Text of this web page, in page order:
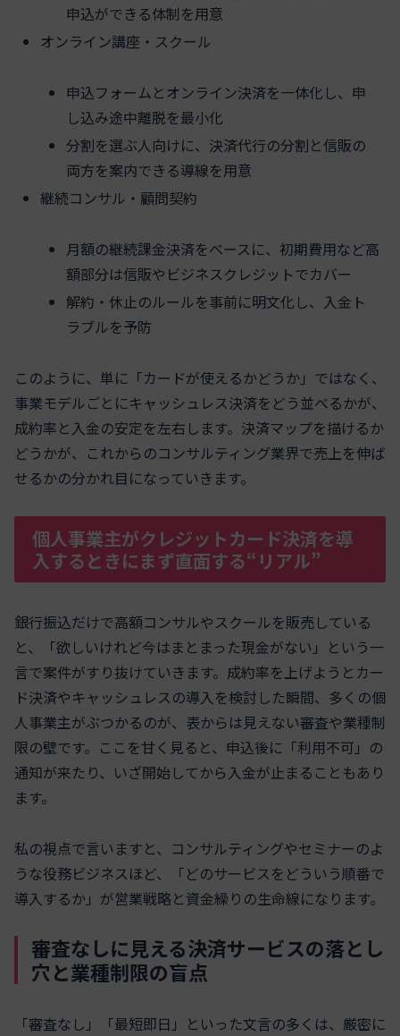
申込ができる体制を用意
オンライン講座・スクール
申込フォームとオンライン決済を一体化し、申
し込み途中離脱を最小化
分割を選ぶ人向けに、決済代行の分割と信販の
両方を案内できる導線を用意
継続コンサル・顧問契約
月額の継続課金決済をベースに、初期費用など高
額部分は信販やビジネスクレジットでカバー
解約・休止のルールを事前に明文化し、入金ト
ラブルを予防
このように、単に「カードが使えるかどうか」ではなく、
事業モデルごとにキャッシュレス決済をどう並べるかが、
成約率と入金の安定を左右します。決済マップを描けるか
どうかが、これからのコンサルティング業界で売上を伸ば
せるかの分かれ目になっていきます。
個人事業主がクレジットカード決済を導
入するときにまず直面する“リアル”
銀行振込だけで高額コンサルやスクールを販売している
と、「欲しいけれど今はまとまった現金がない」という一
言で案件がすり抜けていきます。成約率を上げようとカー
ド決済やキャッシュレスの導入を検討した瞬間、多くの個
人事業主がぶつかるのが、表からは見えない審査や業種制
限の壁です。ここを甘く見ると、申込後に「利用不可」の
通知が来たり、いざ開始してから入金が止まることもあり
ます。
私の視点で言いますと、コンサルティングやセミナーのよ
うな役務ビジネスほど、「どのサービスをどういう順番で
導入するか」が営業戦略と資金繰りの生命線になります。
審査なしに見える決済サービスの落とし
穴と業種制限の盲点
「審査なし」「最短即日」といった文言の多くは、厳密に